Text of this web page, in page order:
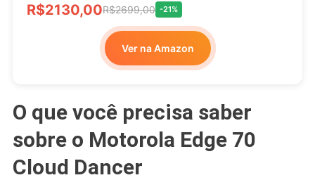
R$2130,00R$2699,00 -21%
Ver na Amazon
O que você precisa saber
sobre o Motorola Edge 70
Cloud Dancer